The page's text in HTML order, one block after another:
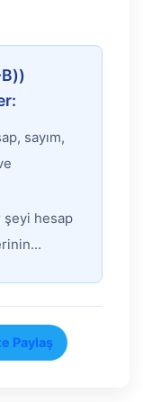
sayım,
şeyi hesap
Paylaş